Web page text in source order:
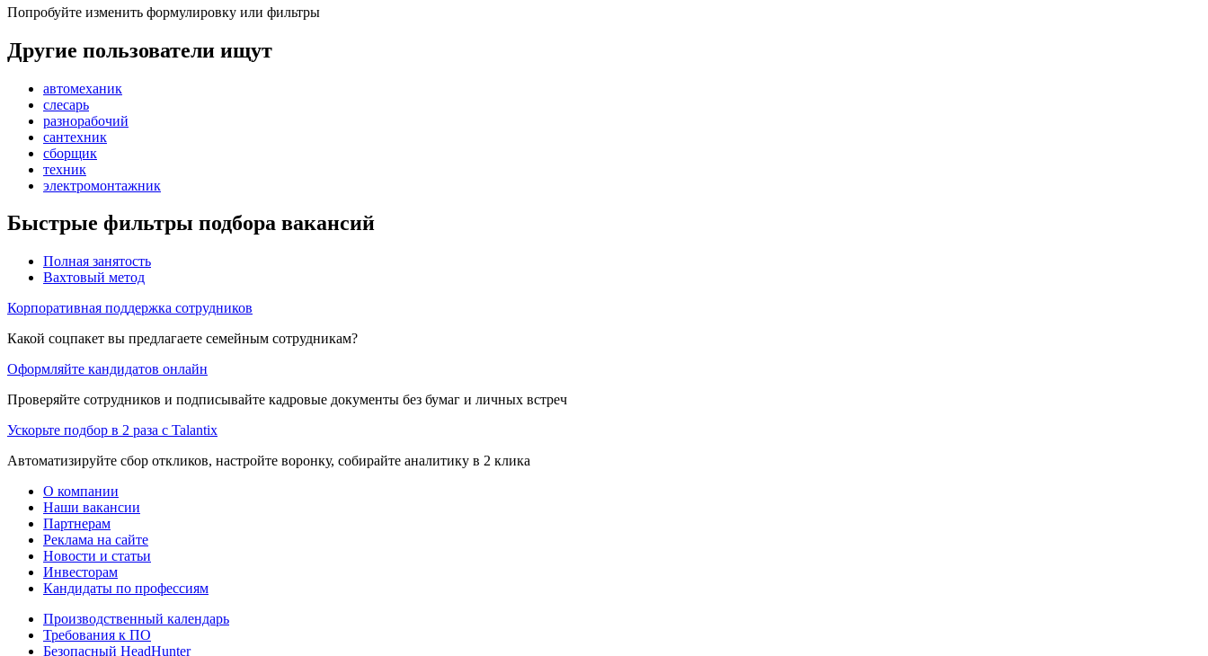
Попробуйте изменить формулировку или фильтры
Другие пользователи ищут
автомеханик
слесарь
разнорабочий
сантехник
сборщик
техник
электромонтажник
Быстрые фильтры подбора вакансий
Полная занятость
Вахтовый метод
Корпоративная поддержка сотрудников
Какой соцпакет вы предлагаете семейным сотрудникам?
Оформляйте кандидатов онлайн
Проверяйте сотрудников и подписывайте кадровые документы без бумаг и личных встреч
Ускорьте подбор в 2 раза с Talantix
Автоматизируйте сбор откликов, настройте воронку, собирайте аналитику в 2 клика
О компании
Наши вакансии
Партнерам
Реклама на сайте
Новости и статьи
Инвесторам
Кандидаты по профессиям
Производственный календарь
Требования к ПО
Безопасный HeadHunter